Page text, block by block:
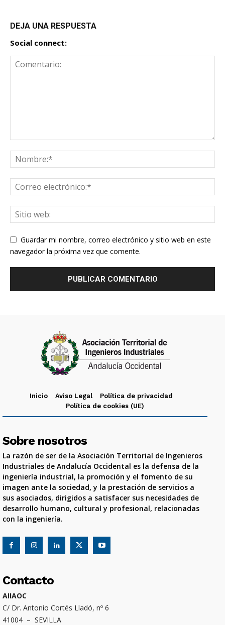
DEJA UNA RESPUESTA
Social connect:
Guardar mi nombre, correo electrónico y sitio web en este
navegador la próxima vez que comente.
Inicio Aviso Legal
Política de privacidad
Política de cookies (UE)
Sobre nosotros
La razón de ser de la Asociación Territorial de Ingenieros
Industriales de Andalucía Occidental es la defensa de la
ingeniería industrial, la promoción y el fomento de su
imagen ante la sociedad, y la prestación de servicios a
sus asociados, dirigidos a satisfacer sus necesidades de
desarrollo humano, cultural y profesional, relacionadas
con la ingeniería.
Contacto
AIIAOC
C/ Dr. Antonio Cortés Lladó, nº 6
41004 – SEVILLA